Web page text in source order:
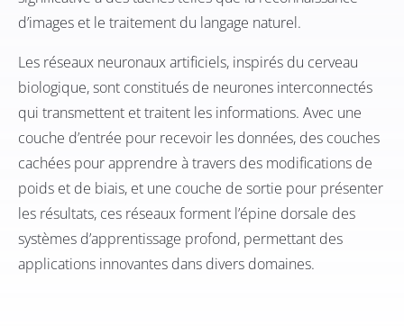
d’images et le traitement du langage naturel.
Les réseaux neuronaux artificiels, inspirés du cerveau
biologique, sont constitués de neurones interconnectés
qui transmettent et traitent les informations. Avec une
couche d’entrée pour recevoir les données, des couches
cachées pour apprendre à travers des modifications de
poids et de biais, et une couche de sortie pour présenter
les résultats, ces réseaux forment l’épine dorsale des
systèmes d’apprentissage profond, permettant des
applications innovantes dans divers domaines.